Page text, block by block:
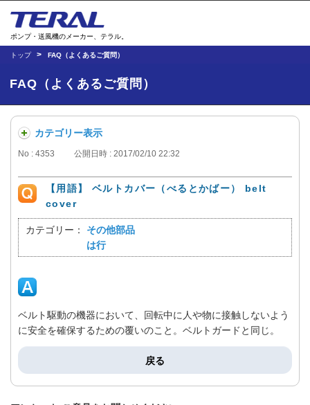
ポンプ・送風機のメーカー、テラル。
トップ FAQ（よくあるご質問）
FAQ（よくあるご質問）
カテゴリー表示
No : 4353 公開日時 : 2017/02/10 22:32
【用語】 ベルトカバー（べるとかばー） belt
cover
カテゴリー：
その他部品
は行
ベルト駆動の機器において、回転中に人や物に接触しないよう
に安全を確保するための覆いのこと。ベルトガードと同じ。
戻る